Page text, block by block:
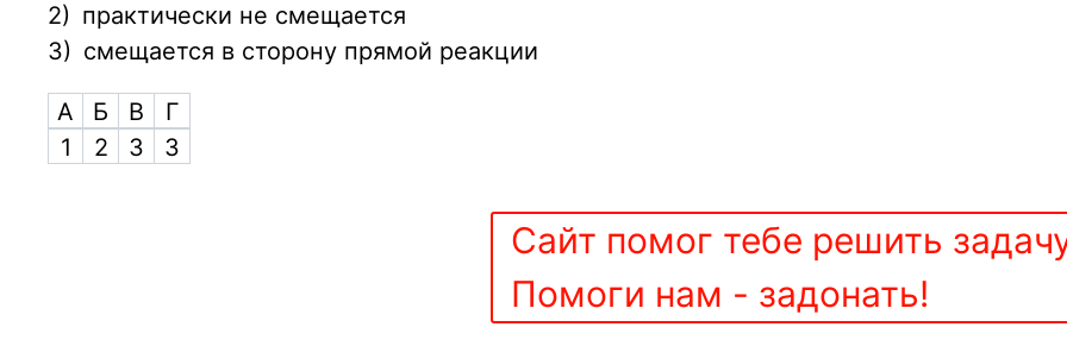
2) практически не смещается
3) смещается в сторону прямой реакции
А Б В
Г
1
2 3 3
Сайт помог тебе решить
Помоги нам - задонать!